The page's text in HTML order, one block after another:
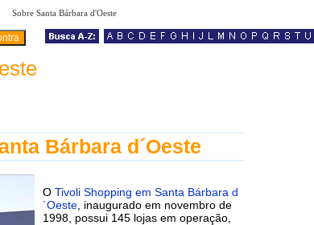
Sobre Santa Bárbara d'Oeste
Bárbara d´Oeste
O Tivoli Shopping em Santa Bárbara d
´Oeste , inaugurado em novembro de
1998, possui 145 lojas em operação,